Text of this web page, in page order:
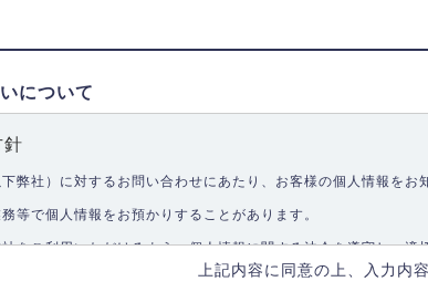
について
針
弊社）に対するお問い合わせにあたり、お客様の個人情報をお
等で個人情報をお預かりすることがあります。
をご利用いただけるよう、個人情報に関する法令を遵守し、適
上記内容に同意の上、入力内